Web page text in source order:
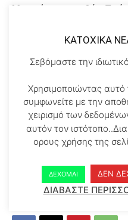
Μην μένεις απαθής.
ύπνωση και μετά ΟΛΟΙ
KATOXIKA
Σεβόμαστε την
Χρησιμοποιώντας αυτό
συμφωνείτε με την
χειρισμό των
αυτόν τον
ορους χρήσης της
ΔΕΧΟΜΑΙ ΔΕΝ
ΔΙΑΒΑΣΤΕ